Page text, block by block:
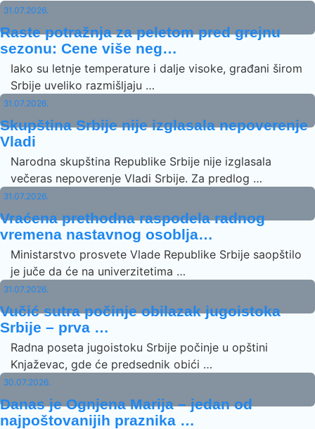
31.07.2026.
Raste potražnja za peletom pred grejnu
sezonu: Cene više neg…
Iako su letnje temperature i dalje visoke, građani širom
Srbije uveliko razmišljaju …
31.07.2026.
Skupština Srbije nije izglasala nepoverenje
Vladi
Narodna skupština Republike Srbije nije izglasala
večeras nepoverenje Vladi Srbije. Za predlog …
31.07.2026.
Vraćena prethodna raspodela radnog
vremena nastavnog osoblja…
Ministarstvo prosvete Vlade Republike Srbije saopštilo
je juče da će na univerzitetima …
31.07.2026.
Vučić sutra počinje obilazak jugoistoka
Srbije – prva …
Radna poseta jugoistoku Srbije počinje u opštini
Knjaževac, gde će predsednik obići …
30.07.2026.
Danas je Ognjena Marija – jedan od
najpoštovanijih praznika …